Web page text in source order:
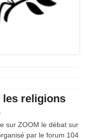
les religions
sur ZOOM le débat sur
par le forum 104